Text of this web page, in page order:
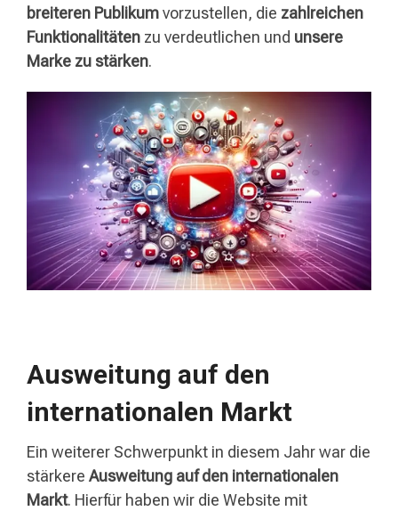
breiteren Publikumvorzustellen, die zahlreichen
Funktionalitäten zu verdeutlichen und unsere
Marke zu stärken.
Ausweitung auf den
internationalen Markt
Ein weiterer Schwerpunkt in diesem Jahr war die
stärkere Ausweitung auf den internationalen
Markt. Hierfür haben wir die Website mit